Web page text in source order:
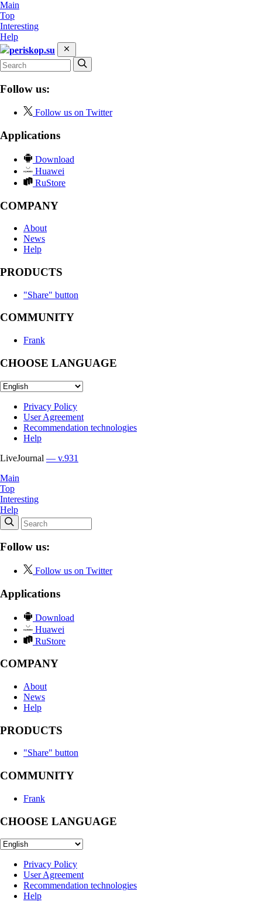
Main
Top
Interesting
Help
periskop.su
Follow us:
Follow us on Twitter
Applications
Download
Huawei
RuStore
COMPANY
About
News
Help
PRODUCTS
"Share" button
COMMUNITY
Frank
CHOOSE LANGUAGE
Privacy Policy
User Agreement
Recommendation technologies
Help
LiveJournal — v.931
Main
Top
Interesting
Help
Follow us:
Follow us on Twitter
Applications
Download
Huawei
RuStore
COMPANY
About
News
Help
PRODUCTS
"Share" button
COMMUNITY
Frank
CHOOSE LANGUAGE
Privacy Policy
User Agreement
Recommendation technologies
Help